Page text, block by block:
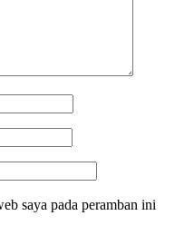
saya pada peramban ini